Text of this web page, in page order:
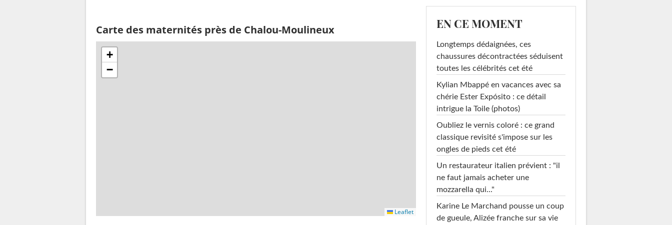
Carte des maternités près de Chalou-Moulineux
+
−
Leaflet
EN CE MOMENT
Longtemps dédaignées, ces
chaussures décontractées séduisent
toutes les célébrités cet été
Kylian Mbappé en vacances avec sa
chérie Ester Expósito : ce détail
intrigue la Toile (photos)
Oubliez le vernis coloré : ce grand
classique revisité s'impose sur les
ongles de pieds cet été
Un restaurateur italien prévient : "il
ne faut jamais acheter une
mozzarella qui..."
Karine Le Marchand pousse un coup
de gueule, Alizée franche sur sa vie